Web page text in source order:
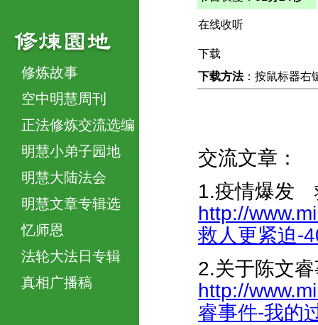
修炼故事
空中明慧周刊
正法修炼交流选编
明慧小弟子园地
明慧大陆法会
明慧文章专辑选
忆师恩
法轮大法日专辑
真相广播稿
在线收听
下载
下载方法：按鼠标器右
交流文章：
1.疫情爆发
http://
救人更紧迫-
2.关于陈文
http://
睿事件-我的